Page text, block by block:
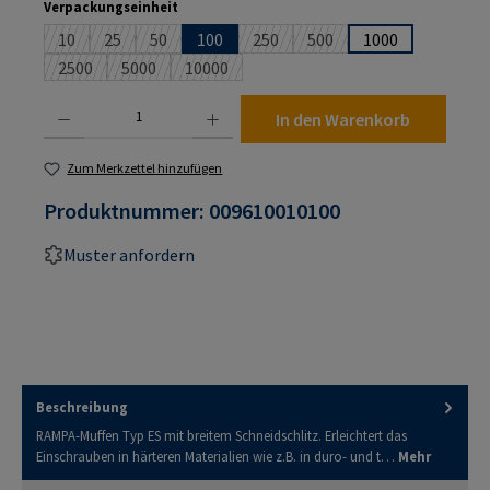
Verpackungseinheit
10(Diese Option ist zurzeit nicht verfügbar.)
25(Diese Option ist zurzeit nicht verfügbar.)
50(Diese Option ist zurzeit nicht verfügbar.)
100 250(Diese Option ist zurzeit nicht
500(Diese Option ist zurzeit
1000
2500(Diese Option ist zurzeit nicht verfügbar.)
5000(Diese Option ist zurzeit nicht verfügbar.)
10000(Diese Option ist zurzeit nicht verfügbar.)
In den Warenkorb
Zum Merkzettel hinzufügen
Produktnummer: 009610010100
Muster anfordern
Beschreibung
RAMPA-Muffen Typ ES mit breitem Schneidschlitz. Erleichtert das
Einschrauben in härteren Materialien wie z.B. in duro- und t… Mehr